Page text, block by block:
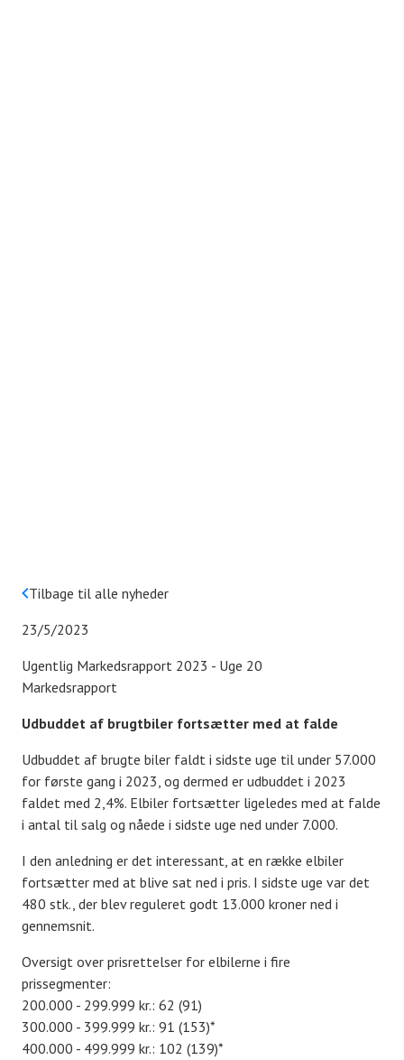
Tilbage til alle nyheder
23/5/2023
Ugentlig Markedsrapport 2023 - Uge 20
Markedsrapport
Udbuddet af brugtbiler fortsætter med at falde
Udbuddet af brugte biler faldt i sidste uge til under 57.000
for første gang i 2023, og dermed er udbuddet i 2023
faldet med 2,4%. Elbiler fortsætter ligeledes med at falde
i antal til salg og nåede i sidste uge ned under 7.000.
I den anledning er det interessant, at en række elbiler
fortsætter med at blive sat ned i pris. I sidste uge var det
480 stk., der blev reguleret godt 13.000 kroner ned i
gennemsnit.
Oversigt over prisrettelser for elbilerne i fire
prissegmenter:
200.000 - 299.999 kr.: 62 (91)
300.000 - 399.999 kr.: 91 (153)*
400.000 - 499.999 kr.: 102 (139)*